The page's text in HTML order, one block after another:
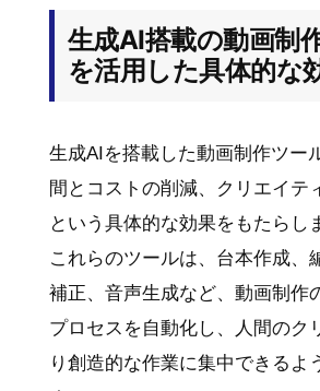
生成AI搭載の動画制
を活用した具体的な
生成AIを搭載した動画制作ツー
間とコストの削減、クリエイテ
という具体的な効果をもたらし
これらのツールは、台本作成、
補正、音声生成など、動画制作
プロセスを自動化し、人間のク
り創造的な作業に集中できるよ